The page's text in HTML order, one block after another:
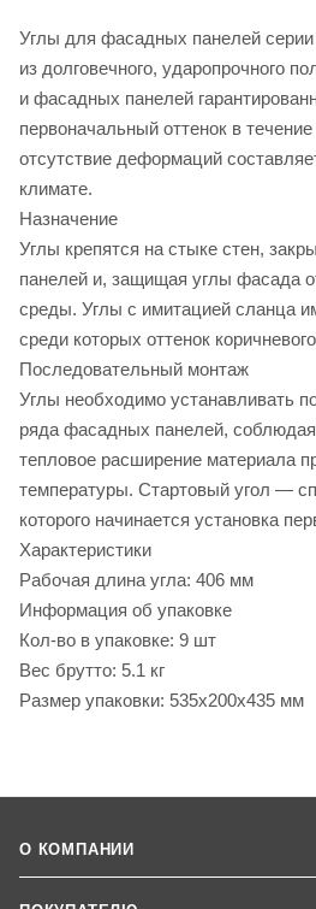
Углы для фасадных панелей серии
из долговечного, ударопрочного
и фасадных панелей
первоначальный оттенок в течение
отсутствие деформаций
климате.
Назначение
Углы крепятся на стыке стен,
панелей и, защищая углы фасада
среды. Углы с имитацией сланца
среди которых оттенок
Последовательный монтаж
Углы необходимо устанавливать
ряда фасадных панелей,
тепловое расширение материала
температуры. Стартовый угол —
которого начинается установка
Характеристики
Рабочая длина угла: 406 мм
Информация об упаковке
Кол-во в упаковке: 9 шт
Вес брутто: 5.1 кг
Размер упаковки: 535x200x435 мм
О КОМПАНИИ